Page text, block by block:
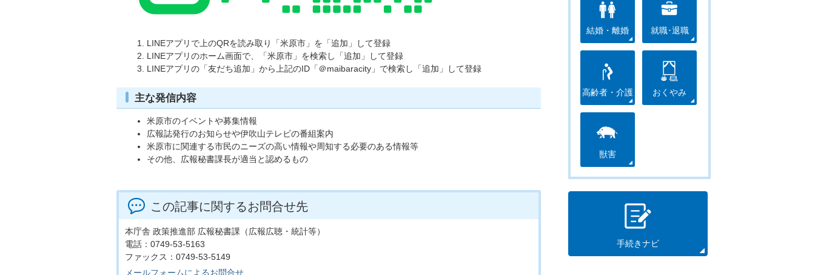
LINEアプリで上のQRを読み取り「米原市」を「追加」して登録
LINEアプリのホーム画面で、「米原市」を検索し「追加」して登録
LINEアプリの「友だち追加」から上記のID「＠maibaracity」で検索し「追加」して登録
主な発信内容
米原市のイベントや募集情報
広報誌発行のお知らせや伊吹山テレビの番組案内
米原市に関連する市民のニーズの高い情報や周知する必要のある情報等
その他、広報秘書課長が適当と認めるもの
この記事に関するお問合せ先
本庁舎 政策推進部 広報秘書課（広報広聴・統計等）
電話：0749-53-5163
ファックス：0749-53-5149
メールフォームによるお問合せ
結婚・離婚 就職･退職
高齢者・介護 おくやみ
獣害
手続きナビ